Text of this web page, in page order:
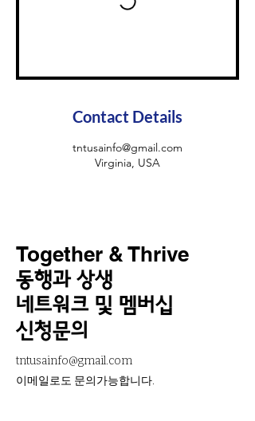
Contact Details
tntusainfo@gmail.com
Virginia, USA
Together & Thrive
동행과 상생
네트워크 및 멤버십
신청문의
tntusainfo@gmail.com
​이메일로도 문의가능합니다.